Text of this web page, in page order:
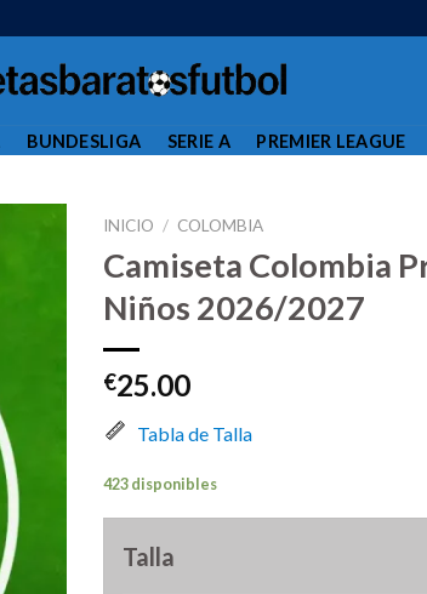
BUNDESLIGA SERIE A PREMIER LEAGUE
INICIO / COLOMBIA
Camiseta Colombia
Niños 2026/2027
€25.00
Tabla de Talla
423 disponibles
Talla